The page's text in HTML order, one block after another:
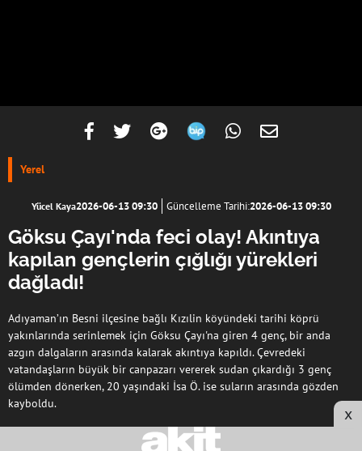
Yerel
Yücel Kaya2026-06-13 09:30 Güncelleme Tarihi:2026-06-13 09:30
Göksu Çayı'nda feci olay! Akıntıya
kapılan gençlerin çığlığı yürekleri
dağladı!
Adıyaman’ın Besni ilçesine bağlı Kızılin köyündeki tarihi köprü
yakınlarında serinlemek için Göksu Çayı'na giren 4 genç, bir anda
azgın dalgaların arasında kalarak akıntıya kapıldı. Çevredeki
vatandaşların büyük bir canpazarı vererek sudan çıkardığı 3 genç
ölümden dönerken, 20 yaşındaki İsa Ö. ise suların arasında gözden
kayboldu.
x